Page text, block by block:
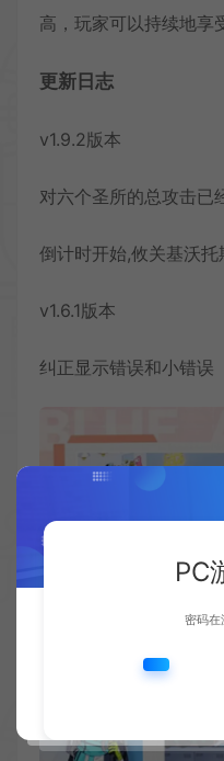
高，玩家可以持续地享
更新日志
v1.9.2版本
对六个圣所的总攻击已
倒计时开始,攸关基沃托
v1.6.1版本
纠正显示错误和小错误
PC
密码在